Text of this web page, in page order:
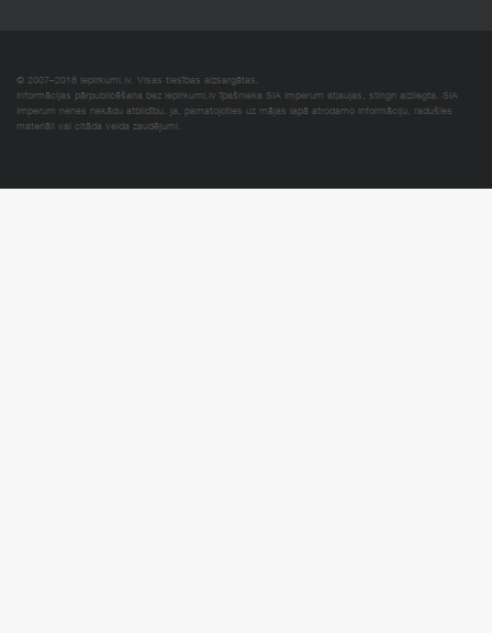
© 2007–2018 Iepirkumi.lv. Visas tiesības aizsargātas.
Informācijas pārpublicēšana bez iepirkumi.lv īpašnieka SIA Imperum atļaujas, stingri aizliegta. SIA
Imperum nenes nekādu atbildību, ja, pamatojoties uz mājas lapā atrodamo informāciju, radušies
materiāli vai citāda veida zaudējumi.